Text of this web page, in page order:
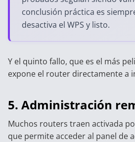
conclusión práctica es
desactiva el WPS y listo.
Y el quinto fallo, que es el más
expone el router directamente a
5. Administración
Muchos routers traen activada
que permite acceder al panel de